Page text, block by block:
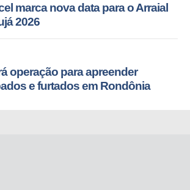
marca nova data para o Arraial
2026
operação para apreender
e furtados em Rondônia